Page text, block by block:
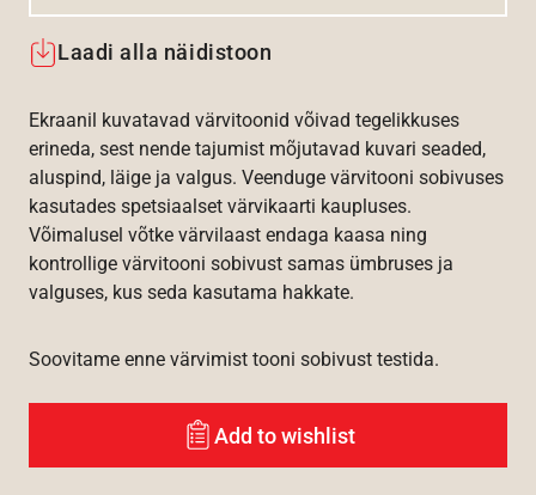
Laadi alla näidistoon
Ekraanil kuvatavad värvitoonid võivad tegelikkuses
erineda, sest nende tajumist mõjutavad kuvari seaded,
aluspind, läige ja valgus. Veenduge värvitooni sobivuses
kasutades spetsiaalset värvikaarti kaupluses.
Võimalusel võtke värvilaast endaga kaasa ning
kontrollige värvitooni sobivust samas ümbruses ja
valguses, kus seda kasutama hakkate.
Soovitame enne värvimist tooni sobivust testida.
Add to wishlist